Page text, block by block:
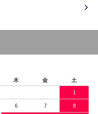
木 金 土
1
6 7 8